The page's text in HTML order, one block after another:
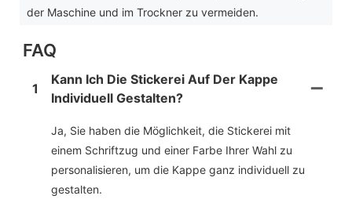
der Maschine und im Trockner zu vermeiden.
FAQ
1
Kann Ich Die Stickerei Auf Der Kappe
Individuell Gestalten?
Ja, Sie haben die Möglichkeit, die Stickerei mit
einem Schriftzug und einer Farbe Ihrer Wahl zu
personalisieren, um die Kappe ganz individuell zu
gestalten.